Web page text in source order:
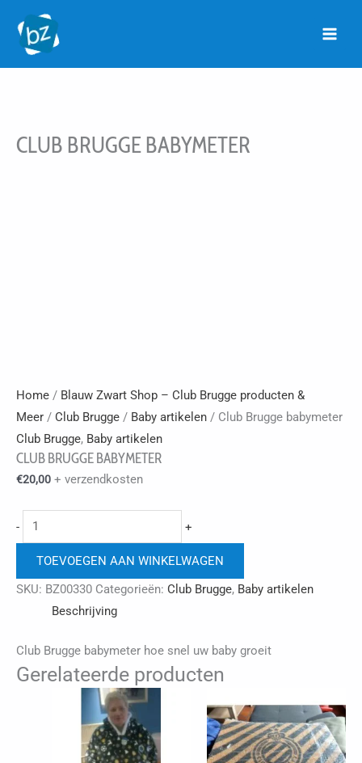
naar
CLUB BRUGGE BABYMETER
Home / Blauw Zwart Shop – Club Brugge producten &
Meer / Club Brugge / Baby artikelen / Club Brugge babymeter
Club Brugge, Baby artikelen
CLUB BRUGGE BABYMETER
€20,00 + verzendkosten
-
Club
Brugge
babymeter
aantal
+
TOEVOEGEN AAN WINKELWAGEN
SKU: BZ00330 Categorieën: Club Brugge, Baby artikelen
Beschrijving
Club Brugge babymeter hoe snel uw baby groeit
Gerelateerde producten